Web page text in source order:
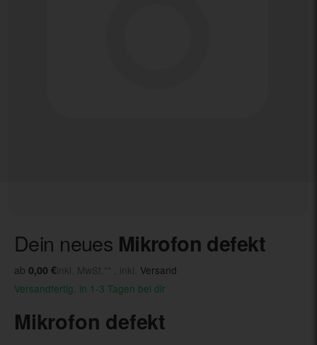
Dein neues Mikrofon defekt
ab 0,00 €inkl. MwSt.** , inkl. Versand
Versandfertig, in 1-3 Tagen bei dir
Mikrofon defekt